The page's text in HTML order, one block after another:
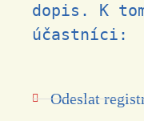
dopis. K
účastníci:
Odeslat